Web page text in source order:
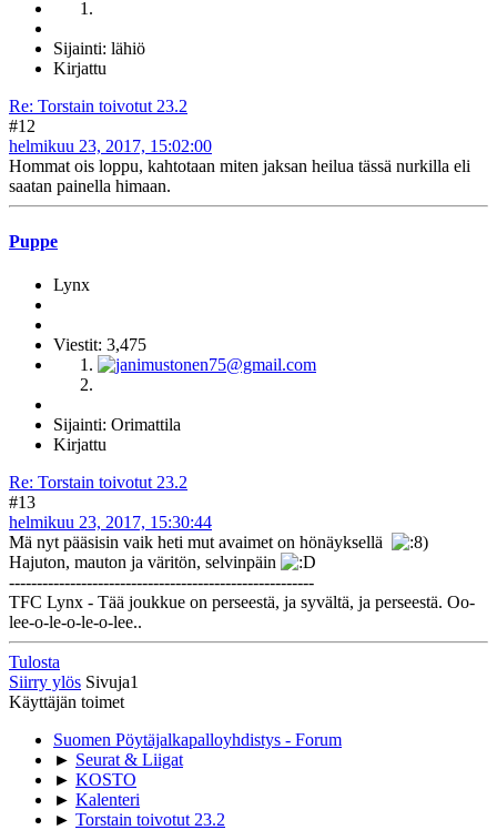
Sijainti: lähiö
Kirjattu
Re: Torstain toivotut 23.2
#12
helmikuu 23, 2017, 15:02:00
Hommat ois loppu, kahtotaan miten jaksan heilua tässä nurkilla eli
saatan painella himaan.
Puppe
Lynx
Viestit: 3,475
Sijainti: Orimattila
Kirjattu
Re: Torstain toivotut 23.2
#13
helmikuu 23, 2017, 15:30:44
Mä nyt pääsisin vaik heti mut avaimet on hönäyksellä
Hajuton, mauton ja väritön, selvinpäin
-------------------------------------------------------
TFC Lynx - Tää joukkue on perseestä, ja syvältä, ja perseestä. Oo-
lee-o-le-o-le-o-lee..
Tulosta
Siirry ylös Sivuja1
Käyttäjän toimet
Suomen Pöytäjalkapalloyhdistys - Forum
► Seurat & Liigat
► KOSTO
► Kalenteri
► Torstain toivotut 23.2